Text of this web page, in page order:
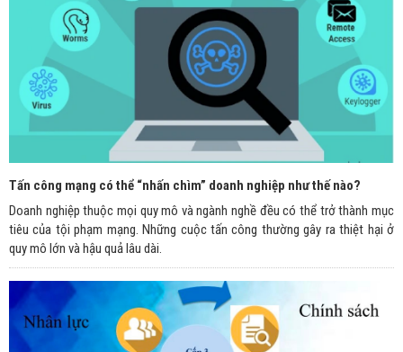
Tấn công mạng có thể “nhấn chìm” doanh nghiệp như thế nào?
Doanh nghiệp thuộc mọi quy mô và ngành nghề đều có thể trở thành mục
tiêu của tội phạm mạng. Những cuộc tấn công thường gây ra thiệt hại ở
quy mô lớn và hậu quả lâu dài.